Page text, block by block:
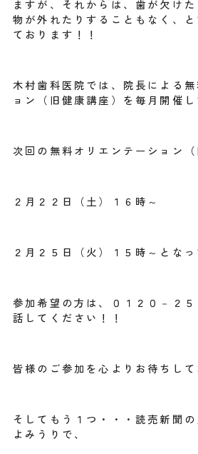
ますが、それからは、歯が欠け
物が外れたりすることもなく、
ております！！
木村歯科医院では、院長による
ョン（旧健康講座）を毎月開催し
次回の無料オリエンテーション
２月２２日（土）１６時～
２月２５日（火）１５時～となっ
参加希望の方は、０１２０－２
話してください！！
皆様のご参加を心よりお待ちして
そしてもう１つ・・・読売新聞
よみうりで、